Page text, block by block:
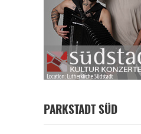
PARKSTADT SÜD